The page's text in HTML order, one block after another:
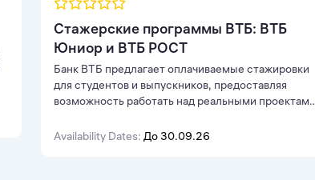
Стажерские программы ВТБ: ВТБ
Юниор и ВТБ РОСТ
Банк ВТБ предлагает оплачиваемые стажировки
для студентов и выпускников, предоставляя
возможность работать над реальными проектами
трудоустройства.
Availability Dates: До 30.09.26